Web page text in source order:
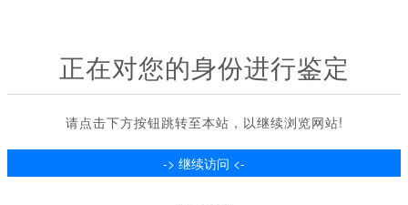
正在对您的身份进行鉴定
请点击下方按钮跳转至本站，以继续浏览网站!